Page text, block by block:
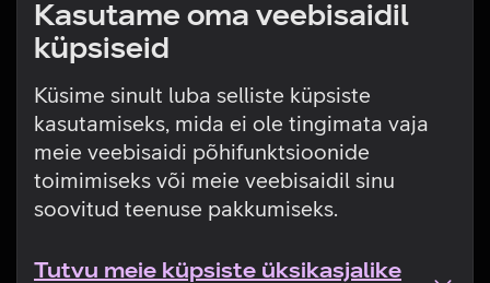
Kasutame oma veebisaidil
küpsiseid
Küsime sinult luba selliste küpsiste
kasutamiseks, mida ei ole tingimata vaja
meie veebisaidi põhifunktsioonide
toimimiseks või meie veebisaidil sinu
soovitud teenuse pakkumiseks.
Tutvu meie küpsiste üksikasjalike
Tehniline viga